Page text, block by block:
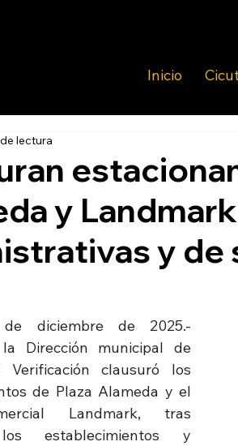
Inicio
y
y de
lectura
diciembre de 2025.-
la Dirección municipal de
Verificación clausuró los
de Plaza Alameda y el
Landmark, tras
establecimientos y